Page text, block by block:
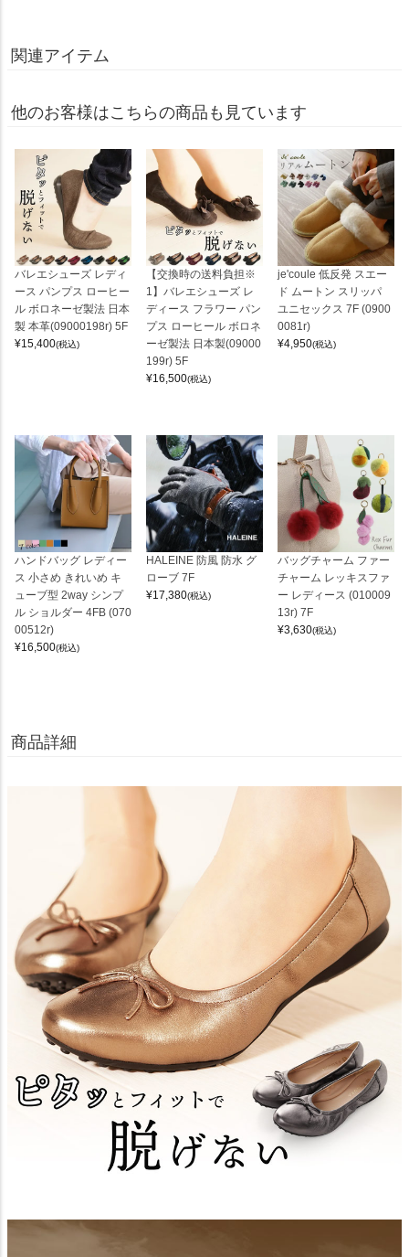
関連アイテム
他のお客様はこちらの商品も見ています
バレエシューズ レディ
ース パンプス ローヒー
ル ボロネーゼ製法 日本
製 本革(09000198r) 5F
¥15,400(税込)
【交換時の送料負担※
1】バレエシューズ レ
ディース フラワー パン
プス ローヒール ボロネ
ーゼ製法 日本製(09000
199r) 5F
¥16,500(税込)
je'coule 低反発 スエー
ド ムートン スリッパ
ユニセックス 7F (0900
0081r)
¥4,950(税込)
ハンドバッグ レディー
ス 小さめ きれいめ キ
ューブ型 2way シンプ
ル ショルダー 4FB (070
00512r)
¥16,500(税込)
HALEINE 防風 防水 グ
ローブ 7F
¥17,380(税込)
バッグチャーム ファー
チャーム レッキスファ
ー レディース (010009
13r) 7F
¥3,630(税込)
商品詳細